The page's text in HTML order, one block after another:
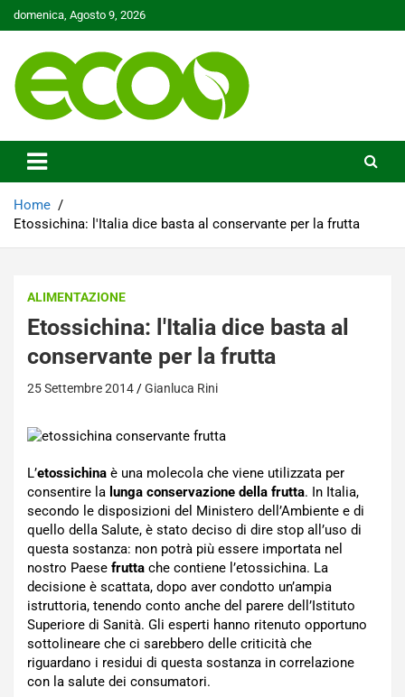
Skip
to
domenica, Agosto 9, 2026
Ecoo.it
Home
Etossichina: l'Italia dice basta al conservante per la frutta
ALIMENTAZIONE
Etossichina: l'Italia dice basta al
conservante per la frutta
25 Settembre 2014 Gianluca Rini
L’etossichina è una molecola che viene utilizzata per
consentire la lunga conservazione della frutta. In Italia,
secondo le disposizioni del Ministero dell’Ambiente e di
quello della Salute, è stato deciso di dire stop all’uso di
questa sostanza: non potrà più essere importata nel
nostro Paese frutta che contiene l’etossichina. La
decisione è scattata, dopo aver condotto un’ampia
istruttoria, tenendo conto anche del parere dell’Istituto
Superiore di Sanità. Gli esperti hanno ritenuto opportuno
sottolineare che ci sarebbero delle criticità che
riguardano i residui di questa sostanza in correlazione
con la salute dei consumatori.